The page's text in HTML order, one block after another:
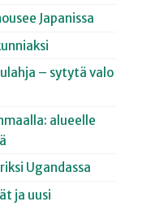
Japanissa
– sytytä valo
alueelle
Ugandassa
ja uusi